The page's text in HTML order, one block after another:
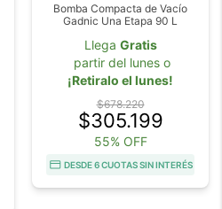
Bomba Compacta de Vacío
Gadnic Una Etapa 90 L
Llega Gratis
partir del lunes o
¡Retiralo el lunes!
$678.220
$305.199
55% OFF
DESDE 6 CUOTAS SIN INTERÉS